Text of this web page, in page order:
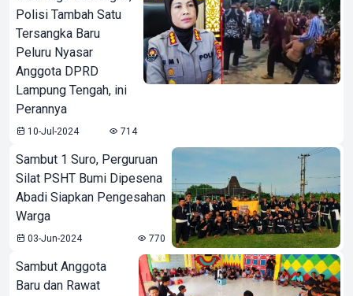
Polisi Tambah Satu
Tersangka Baru
Peluru Nyasar
Anggota DPRD
Lampung Tengah, ini
Perannya
10-Jul-2024 714
Sambut 1 Suro, Perguruan
Silat PSHT Bumi Dipesena
Abadi Siapkan Pengesahan
Warga
03-Jun-2024 770
Sambut Anggota
Baru dan Rawat